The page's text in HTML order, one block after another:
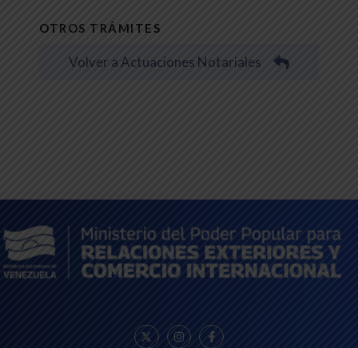
OTROS TRÁMITES
Volver a Actuaciones Notariales